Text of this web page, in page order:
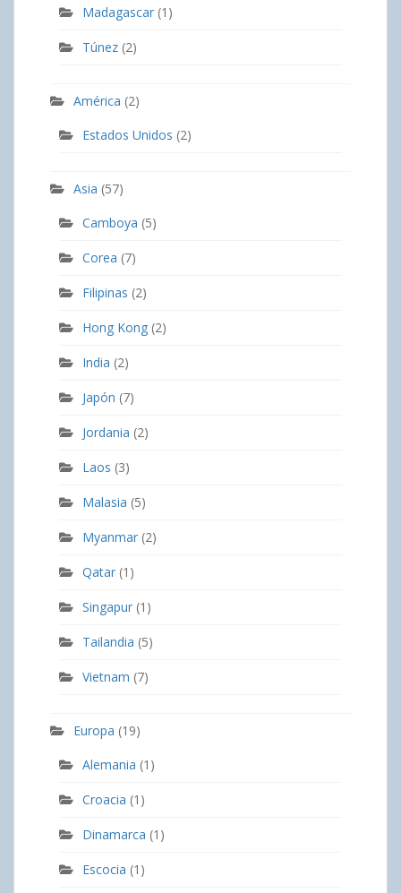
Madagascar (1)
Túnez (2)
América (2)
Estados Unidos (2)
Asia (57)
Camboya (5)
Corea (7)
Filipinas (2)
Hong Kong (2)
India (2)
Japón (7)
Jordania (2)
Laos (3)
Malasia (5)
Myanmar (2)
Qatar (1)
Singapur (1)
Tailandia (5)
Vietnam (7)
Europa (19)
Alemania (1)
Croacia (1)
Dinamarca (1)
Escocia (1)